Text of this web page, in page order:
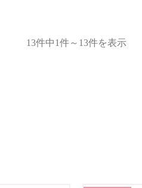
13件中1件～13件を表示